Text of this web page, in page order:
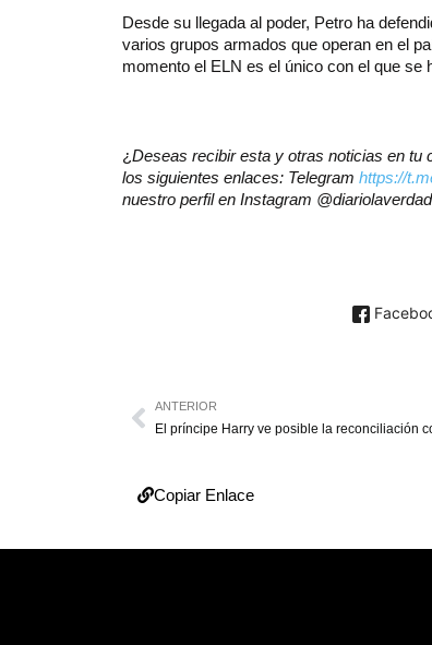
Desde su llegada al poder, Petro ha
varios grupos armados que operan en el
momento el ELN es el único con el que se
¿Deseas recibir esta y otras noticias en tu
los siguientes enlaces: Telegram https://
nuestro perfil en Instagram
ANTERIOR
El príncipe Harry ve posible la reconciliación
Copiar Enlace